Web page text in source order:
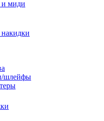
и миди
шлейфы